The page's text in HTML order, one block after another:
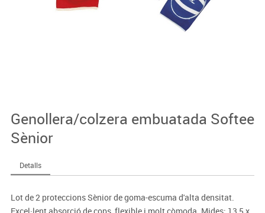
Genollera/colzera embuatada Softee
Sènior
Detalls
Lot de 2 proteccions Sènior de goma-escuma d'alta densitat.